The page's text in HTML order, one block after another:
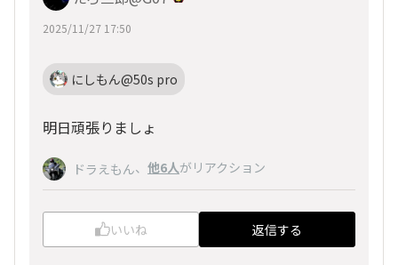
2025/11/27 17:50
にしもん@50s pro
明日頑張りましょ
ドラえもん、 他6人がリアクション
いいね 返信する